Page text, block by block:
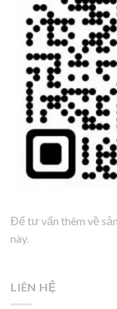
Để tư vấn thêm về
này.
LIÊN HỆ